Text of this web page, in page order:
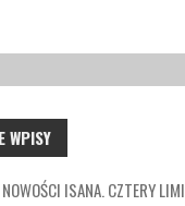
WPISY
ISANA. CZTERY